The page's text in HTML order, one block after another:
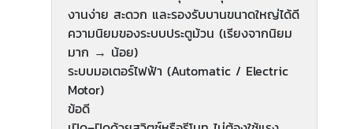
งานง่าย สะดวก และรองรับบานขนาดใหญ่ได้ดี
ความนิยมของระบบประตูม้วน (เรียงจากนิยม
มาก → น้อย)
ระบบมอเตอร์ไฟฟ้า (Automatic / Electric
Motor)
ข้อดี